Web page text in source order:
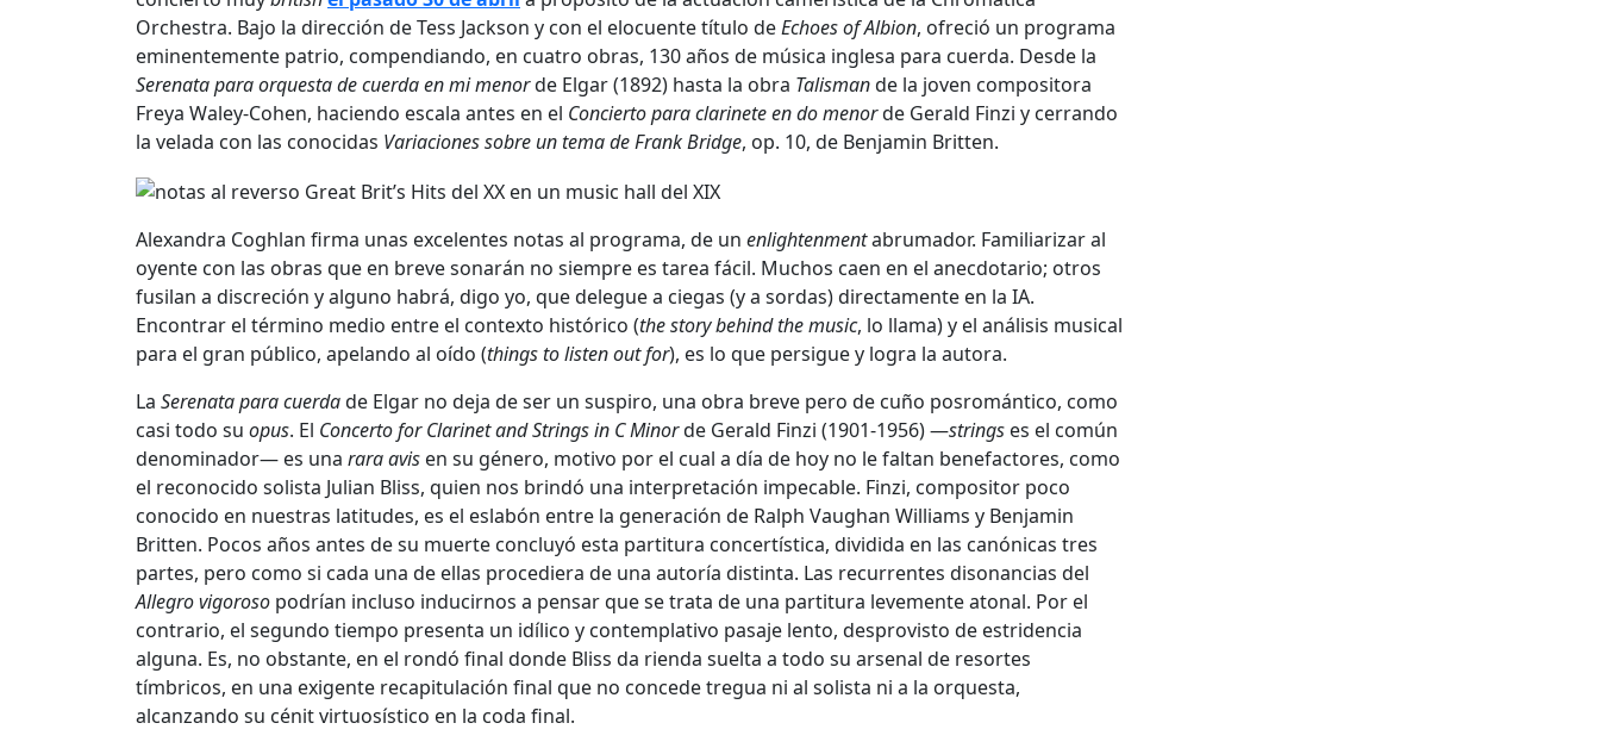
Orchestra. Bajo la dirección de Tess Jackson y con el elocuente título deEchoes of Albion, ofreció un programa
eminentemente patrio, compendiando, en cuatro obras, 130 años de música inglesa para cuerda. Desde la
Serenata para orquesta de cuerda en mi menorde Elgar (1892) hasta la obra Talismande la joven compositora
Freya Waley-Cohen, haciendo escala antes en el Concierto para clarinete en do menorde Gerald Finzi y cerrando
la velada con las conocidas Variaciones sobre un tema de Frank Bridge, op. 10, de Benjamin Britten.
Alexandra Coghlan firma unas excelentes notas al programa, de un enlightenmentabrumador. Familiarizar al
oyente con las obras que en breve sonarán no siempre es tarea fácil. Muchos caen en el anecdotario; otros
fusilan a discreción y alguno habrá, digo yo, que delegue a ciegas (y a sordas) directamente en la IA.
Encontrar el término medio entre el contexto histórico (the story behind the music, lo llama) y el análisis musical
para el gran público, apelando al oído (things to listen out for), es lo que persigue y logra la autora.
La Serenata para cuerdade Elgar no deja de ser un suspiro, una obra breve pero de cuño posromántico, como
casi todo su opus. El Concerto for Clarinet and Strings in C Minorde Gerald Finzi (1901-1956) —strings es el común
denominador— es una rara avis en su género, motivo por el cual a día de hoy no le faltan benefactores, como
el reconocido solista Julian Bliss, quien nos brindó una interpretación impecable. Finzi, compositor poco
conocido en nuestras latitudes, es el eslabón entre la generación de Ralph Vaughan Williams y Benjamin
Britten. Pocos años antes de su muerte concluyó esta partitura concertística, dividida en las canónicas tres
partes, pero como si cada una de ellas procediera de una autoría distinta. Las recurrentes disonancias del
Allegro vigoroso podrían incluso inducirnos a pensar que se trata de una partitura levemente atonal. Por el
contrario, el segundo tiempo presenta un idílico y contemplativo pasaje lento, desprovisto de estridencia
alguna. Es, no obstante, en el rondó final donde Bliss da rienda suelta a todo su arsenal de resortes
tímbricos, en una exigente recapitulación final que no concede tregua ni al solista ni a la orquesta,
alcanzando su cénit virtuosístico en la coda final.